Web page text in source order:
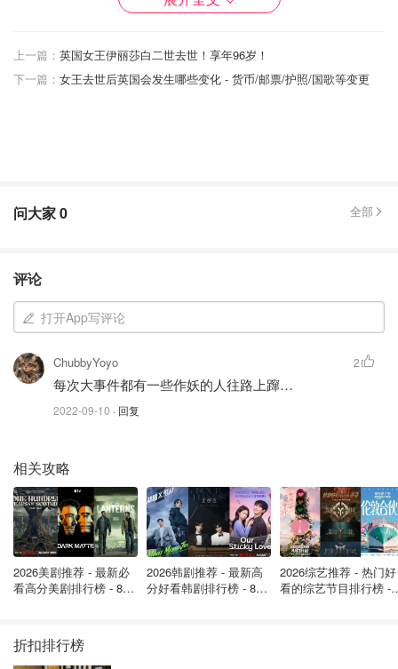
英国女王相关的13部电影/电视剧/纪录
动已经基本结束，国王查尔斯和王室成员离开下葬仪式
举办地前往温莎城堡，女王的灵柩已被放入圣乔治教堂
的地下室，今晚7点30分，国王及其亲属将返回为女王
举行私人葬礼，目前私人葬礼的细节尚未披露，白金汉
宫撑其为“非常私人的家庭活动”。（
堂的途中，今日4时女王灵柩将抵达圣乔治教堂，并开
始举办下葬仪式，下葬仪式将于4点45分结束，届时帝
国皇冠、君主权杖、宝球将被从女王的灵柩上移开。（
BBC）
9月19日 | 英国女王伊丽莎白二世为人谦逊，下葬时仅
佩戴两件珠宝：其中包括和菲利普的结婚戒指和一对珍
耳环和 98 枚胸针属于英国和英联邦王室的遗产。其中
上一篇： 英国女王伊丽莎白二世去世！享年96岁！
下一篇： 女王去世后英国会发生哪些变化 - 货币/邮票/护照/国歌等变更
问大家0 全部
评论
打开App写评论
ChubbyYoyo
每次大事件都有一些作妖的人往路上蹿…
2022-09-10 · 回复
2
相关攻略
2026美剧推荐 - 最新必
看高分美剧排行榜 - 8月
2026韩剧推荐 - 最新高
分好看韩剧排行榜 - 8月
2026综艺推荐 - 热门好
看的综艺节目排行榜 -
折扣排行榜